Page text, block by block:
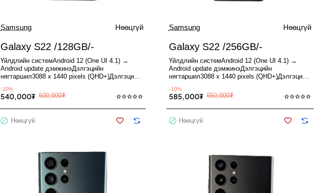
Used
Нөөцгүй
Samsung Нөөцгүй
Galaxy S22 /128GB/-
Үйлдлийн системAndroid 12 (One UI 4.1) →
Android update дэмжинэДэлгэцийн
нягтаршил3088 x 1440 pixels (QHD+)Дэлгэцийн
-10%
540,000₮ 600,000₮
Нөөцгүй
Used
Нөөцгүй
Samsung Нөөцгүй
Galaxy S22 /256GB/-
Үйлдлийн системAndroid 12 (One UI 4.1) →
Android update дэмжинэДэлгэцийн
нягтаршил3088 x 1440 pixels (QHD+)Дэлгэцийн
-10%
585,000₮ 650,000₮
Нөөцгүй